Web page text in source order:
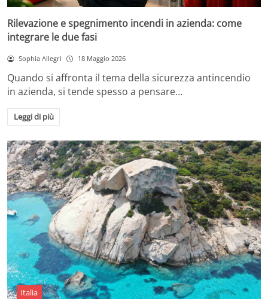
Rilevazione e spegnimento incendi in azienda: come
integrare le due fasi
Sophia Allegri 18 Maggio 2026
Quando si affronta il tema della sicurezza antincendio
in azienda, si tende spesso a pensare…
Leggi di più
Italia